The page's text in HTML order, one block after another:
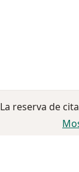
La reserva de